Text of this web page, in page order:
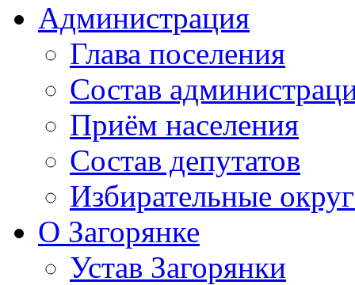
Администрация
Глава поселения
Состав
Приём населения
Состав депутатов
Избирательные
О Загорянке
Устав Загорянки